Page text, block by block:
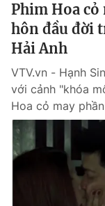
VTV9
THỜI BÁO VTV
Theo dõi báo trên
Phim Hoa
hôn đầu đời
Hải Anh
VTV.vn - Hạnh
với cảnh "khóa
Hoa cỏ may